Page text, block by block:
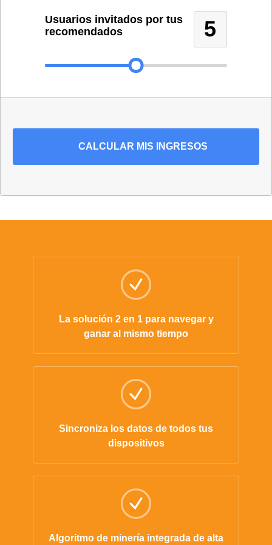
Usuarios invitados por tus
recomendados
5
CALCULAR MIS INGRESOS
La solución 2 en 1 para navegar y
ganar al mismo tiempo
Sincroniza los datos de todos tus
dispositivos
Algoritmo de minería integrada de alta